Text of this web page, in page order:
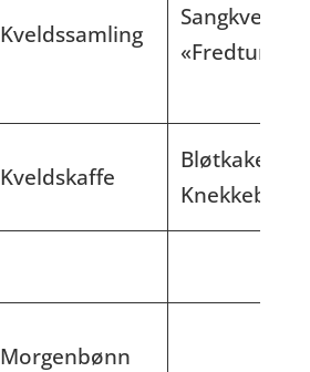
Kveldssamling
Sangkveld og
«Fredtun i
Kveldskaffe
Bløtkake.
Knekkebrød.
Morgenbønn